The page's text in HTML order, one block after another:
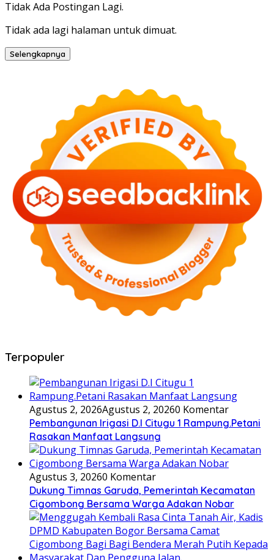
Tidak Ada Postingan Lagi.
Tidak ada lagi halaman untuk dimuat.
Selengkapnya
Terpopuler
Agustus 2, 2026Agustus 2, 20260 Komentar
Pembangunan Irigasi D.I Citugu 1 Rampung.Petani
Rasakan Manfaat Langsung
Agustus 3, 20260 Komentar
Dukung Timnas Garuda, Pemerintah Kecamatan
Cigombong Bersama Warga Adakan Nobar